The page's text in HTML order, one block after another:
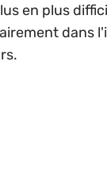
en plus
dans